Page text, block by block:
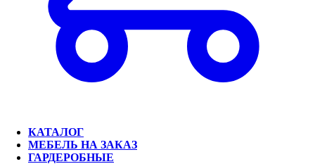
КАТАЛОГ
МЕБЕЛЬ НА ЗАКАЗ
ГАРДЕРОБНЫЕ